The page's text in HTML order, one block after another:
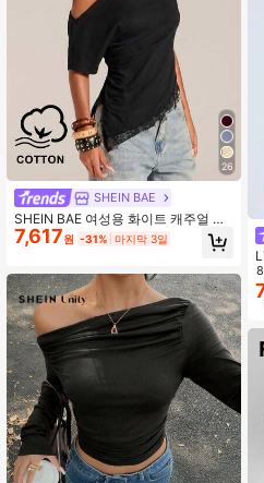
26
SHEIN BAE
SHEIN BAE 여성용 화이트 캐주얼 솔
리드 컬러 비대칭 밑단 레이스 패치워
크 티셔츠, 봄/여름 레이어링, 일상 캐
의, 비대칭 어깨 상의에 적합
7,617원 -31% 마지막 3일